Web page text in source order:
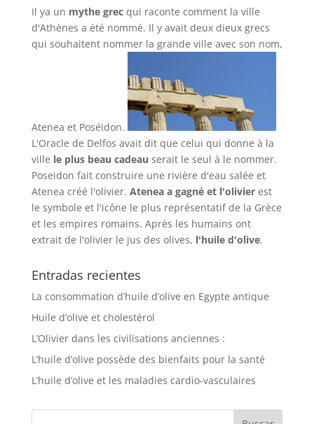
Il ya un mythe grecqui raconte comment la ville
d'Athènes a été nommé. Il y avait deux dieux grecs
qui souhaitent nommer la grande ville avec son nom,
Atenea et Poséidon.
L'Oracle de Delfos avait dit que celui qui donne à la
ville le plus beau cadeau serait le seul à le nommer.
Poseidon fait construire une rivière d'eau salée et
Atenea créé l'olivier. Atenea a gagné et l'olivierest
le symbole et l'icône le plus représentatif de la Grèce
et les empires romains. Après les humains ont
extrait de l'olivier le jus des olives, l'huile d'olive.
Entradas recientes
La consommation d’huile d’olive en Egypte antique
Huile d’olive et cholestérol
L’Olivier dans les civilisations anciennes :
L’huile d’olive possède des bienfaits pour la santé
L’huile d’olive et les maladies cardio-vasculaires